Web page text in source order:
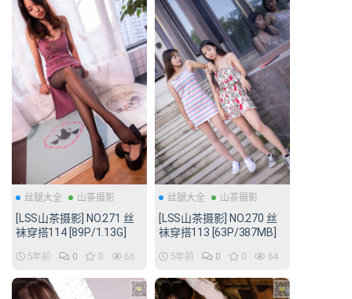
丝腿大全 山茶摄影
[LSS山茶摄影] NO.271 丝
袜穿搭114 [89P/1.13G]
5年前 0 0 66
丝腿大全 山茶摄影
[LSS山茶摄影] NO.270 丝
袜穿搭113 [63P/387MB]
5年前 0 0 64